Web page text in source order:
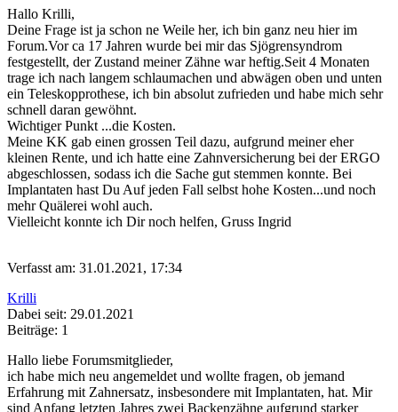
Hallo Krilli,
Deine Frage ist ja schon ne Weile her, ich bin ganz neu hier im
Forum.Vor ca 17 Jahren wurde bei mir das Sjögrensyndrom
festgestellt, der Zustand meiner Zähne war heftig.Seit 4 Monaten
trage ich nach langem schlaumachen und abwägen oben und unten
ein Teleskopprothese, ich bin absolut zufrieden und habe mich sehr
schnell daran gewöhnt.
Wichtiger Punkt ...die Kosten.
Meine KK gab einen grossen Teil dazu, aufgrund meiner eher
kleinen Rente, und ich hatte eine Zahnversicherung bei der ERGO
abgeschlossen, sodass ich die Sache gut stemmen konnte. Bei
Implantaten hast Du Auf jeden Fall selbst hohe Kosten...und noch
mehr Quälerei wohl auch.
Vielleicht konnte ich Dir noch helfen, Gruss Ingrid
Verfasst am: 31.01.2021, 17:34
Krilli
Dabei seit: 29.01.2021
Beiträge: 1
Hallo liebe Forumsmitglieder,
ich habe mich neu angemeldet und wollte fragen, ob jemand
Erfahrung mit Zahnersatz, insbesondere mit Implantaten, hat. Mir
sind Anfang letzten Jahres zwei Backenzähne aufgrund starker